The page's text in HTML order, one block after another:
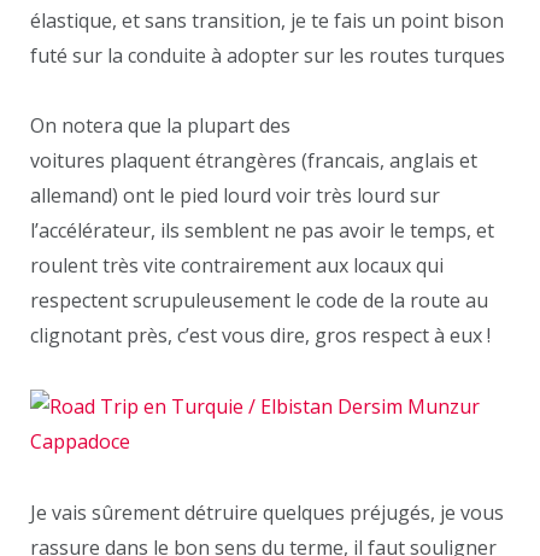
élastique, et sans transition, je te fais un point bison
futé sur la conduite à adopter sur les routes turques
On notera que la plupart des
voitures plaquent étrangères (francais, anglais et
allemand) ont le pied lourd voir très lourd sur
l’accélérateur, ils semblent ne pas avoir le temps, et
roulent très vite contrairement aux locaux qui
respectent scrupuleusement le code de la route au
clignotant près, c’est vous dire, gros respect à eux !
Je vais sûrement détruire quelques préjugés, je vous
rassure dans le bon sens du terme, il faut souligner